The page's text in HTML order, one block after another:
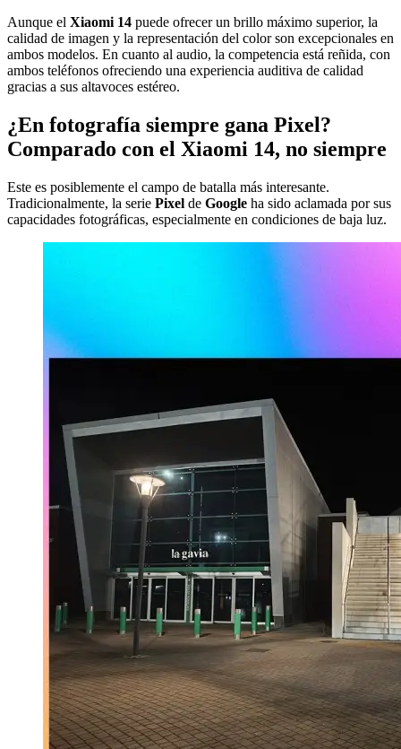
Aunque el Xiaomi 14 puede ofrecer un brillo máximo superior, la
calidad de imagen y la representación del color son excepcionales en
ambos modelos. En cuanto al audio, la competencia está reñida, con
ambos teléfonos ofreciendo una experiencia auditiva de calidad
gracias a sus altavoces estéreo.
¿En fotografía siempre gana Pixel?
Comparado con el Xiaomi 14, no siempre
Este es posiblemente el campo de batalla más interesante.
Tradicionalmente, la serie Pixel de Google ha sido aclamada por sus
capacidades fotográficas, especialmente en condiciones de baja luz.